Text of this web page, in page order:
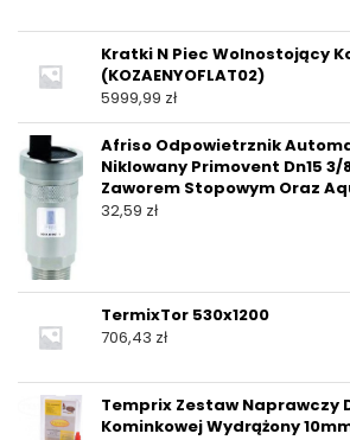
Kratki N Piec Wolnostojący
(KOZAENYOFLAT02)
5999,99 zł
Afriso Odpowietrznik
Niklowany Primovent Dn15 3/
Zaworem Stopowym Oraz
32,59 zł
TermixTor 530x1200
706,43 zł
Temprix Zestaw Naprawczy
Kominkowej Wydrążony